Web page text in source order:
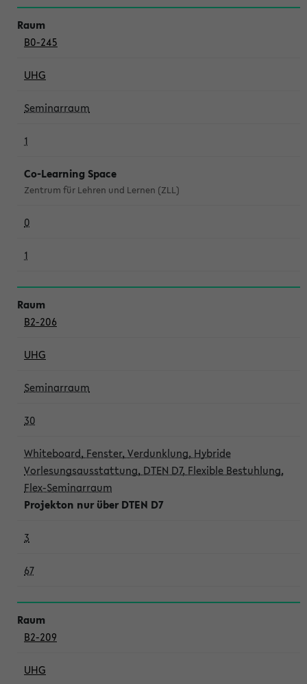
B0-245
UHG
Seminarraum
1
Co-Learning Space
Zentrum für Lehren und Lernen (ZLL)
0
1
B2-206
UHG
Seminarraum
30
Whiteboard, Fenster, Verdunklung, Hybride
Vorlesungsausstattung, DTEN D7, Flexible Bestuhlung,
Flex-Seminarraum
Projekton nur über DTEN D7
3
67
B2-209
UHG